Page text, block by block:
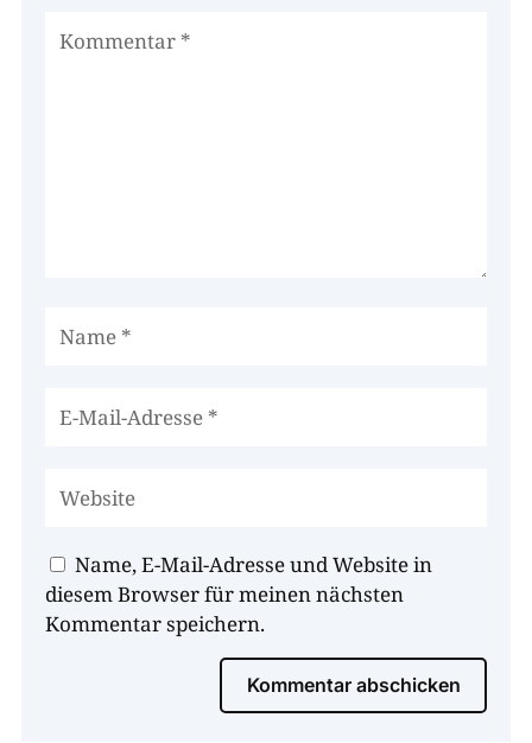
Name, E-Mail-Adresse und Website in
diesem Browser für meinen nächsten
Kommentar speichern.
Kommentar abschicken